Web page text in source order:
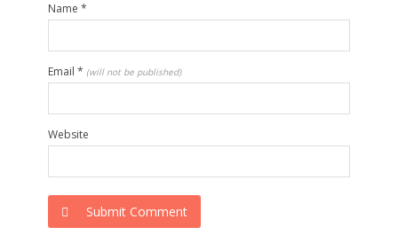
Name *
Email * (will not be published)
Website
Submit Comment